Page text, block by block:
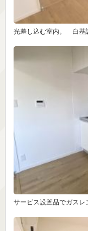
光差し込む室内。 白基
サービス設置品でガスレ